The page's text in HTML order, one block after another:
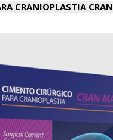
CRANIOPLASTIA